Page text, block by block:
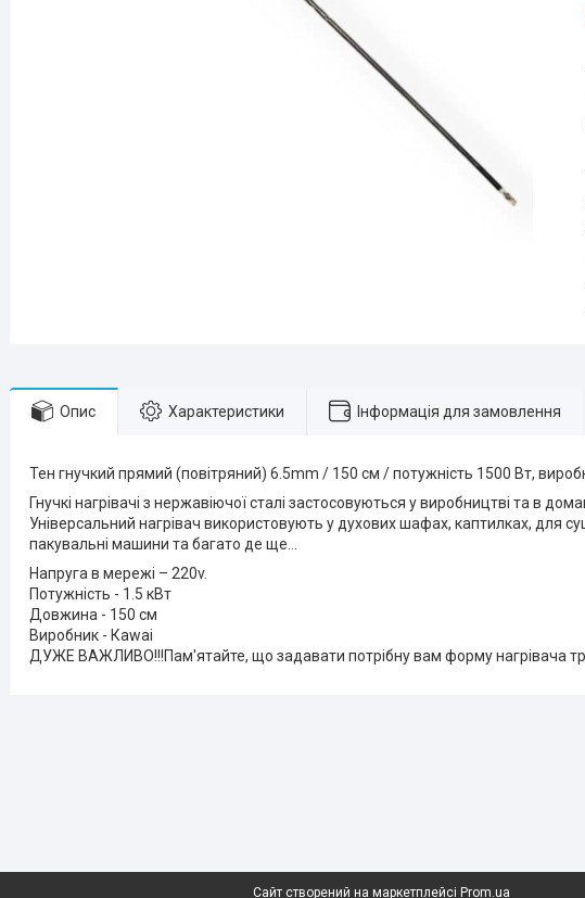
Опис Характеристики Інформація для замовлення
Тен гнучкий прямий (повітряний) 6.5mm / 150 см / потужність 1500 Вт,
Гнучкі нагрівачі з нержавіючої сталі застосовуються у виробництві та в
Універсальний нагрівач використовують у духових шафах, каптилках, для
пакувальні машини та багато де ще...
Напруга в мережі – 220v.
Потужність - 1.5 кВт
Довжина - 150 см
Виробник - Каwai
ДУЖЕ ВАЖЛИВО!!!Пам'ятайте, що задавати потрібну вам форму нагрівача
Сайт створений на маркетплейсі Prom.ua